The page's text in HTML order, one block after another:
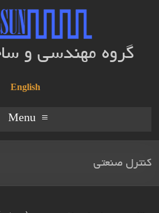
گروه مهندسی و
English
Menu
کنترل صنعتی